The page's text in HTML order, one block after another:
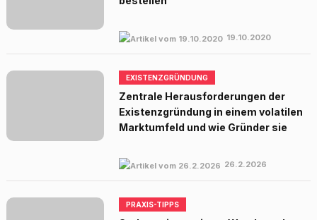
19.10.2020
EXISTENZGRÜNDUNG
Zentrale Herausforderungen der
Existenzgründung in einem volatilen
Marktumfeld und wie Gründer sie
26.2.2026
PRAXIS-TIPPS